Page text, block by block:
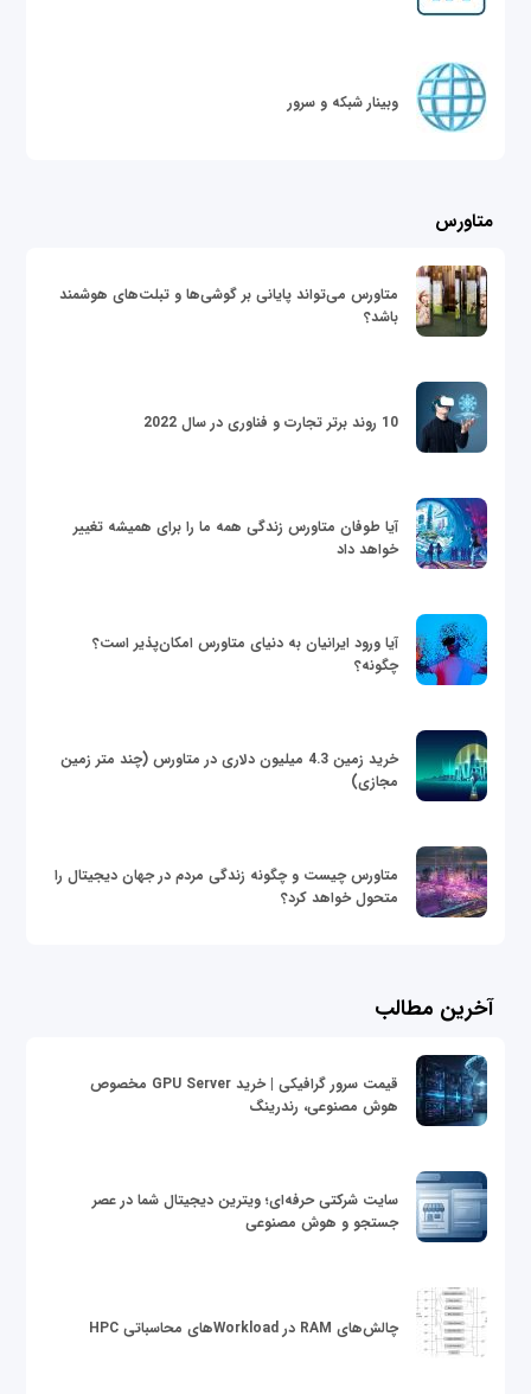
وبینار شبکه و سرور
متاورس
متاورس می‌تواند پایانی بر گوشی‌ها و تبلت‌های هوشمند
باشد؟
10 روند برتر تجارت و فناوری در سال 2022
آیا طوفان متاورس زندگی همه ما را برای همیشه تغییر
خواهد داد
آیا ورود ایرانیان به دنیای متاورس امکان‌پذیر است؟
چگونه؟
خرید زمین 4.3 میلیون دلاری در متاورس (چند متر زمین
مجازی)
متاورس چیست و چگونه زندگی مردم در جهان دیجیتال را
متحول خواهد کرد؟
آخرین مطالب
قیمت سرور گرافیکی | خرید GPU Server مخصوص
هوش مصنوعی، رندرینگ
سایت شرکتی حرفه‌ای؛ ویترین دیجیتال شما در عصر
جستجو و هوش مصنوعی
چالش‌های RAM در Workloadهای محاسباتی HPC